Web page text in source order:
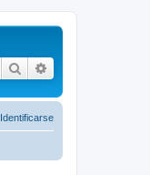
Buscar
Identificarse